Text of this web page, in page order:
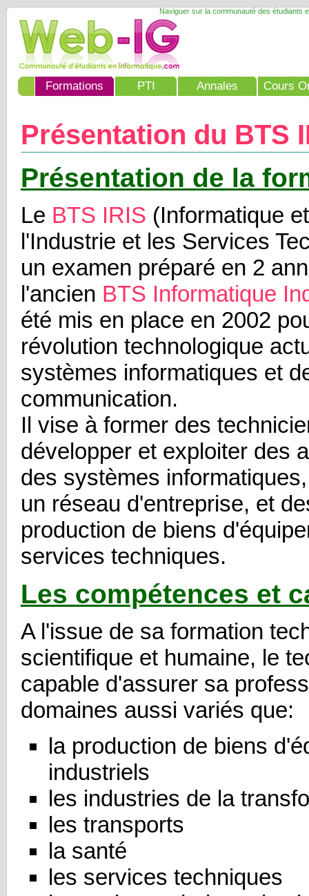
Naviguer sur la communauté des étudiants
Formations PTI Annales Cours
Présentation du BTS
Présentation de la
Le BTS IRIS (Informatique
l'Industrie et les Services
un examen préparé en 2
l'ancien BTS Informatique
été mis en place en 2002
révolution technologique
systèmes informatiques et
communication.
Il vise à former des
développer et exploiter des
des systèmes
un réseau d'entreprise, et
production de biens
services techniques.
Les compétences et
A l'issue de sa formation
scientifique et humaine, le
capable d'assurer sa
domaines aussi variés que:
la production de biens
industriels
les industries de la
les transports
la santé
les services techniques